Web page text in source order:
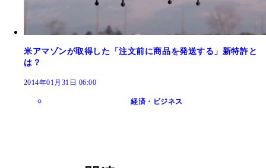
米アマゾンが取得した「注文前に商品を発送する」新特許と
は？
2014年01月31日 06:00
経済・ビジネス